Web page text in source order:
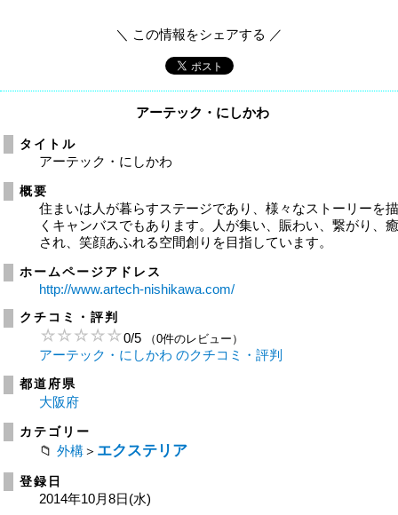
＼ この情報をシェアする ／
アーテック・にしかわ
タイトル
アーテック・にしかわ
概要
住まいは人が暮らすステージであり、様々なストーリーを
くキャンバスでもあります。人が集い、賑わい、繋がり、
され、笑顔あふれる空間創りを目指しています。
ホームページアドレス
http://www.artech-nishikawa.com/
クチコミ・評判
0/5 （0件のレビュー）
アーテック・にしかわ のクチコミ・評判
都道府県
大阪府
カテゴリー
外構＞ エクステリア
登録日
2014年10月8日(水)